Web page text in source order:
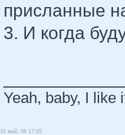
присланные
3. И когда
Yeah, baby, I like
16 май, 09 17:05